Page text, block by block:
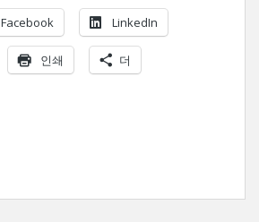
Facebook LinkedIn
인쇄 더